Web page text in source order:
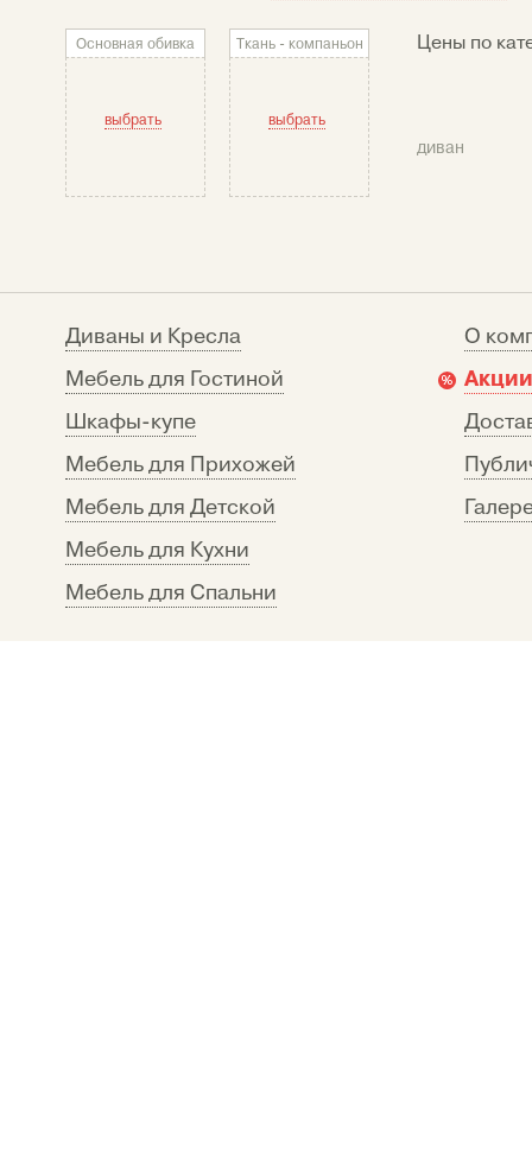
Основная обивка
выбрать
Ткань - компаньон
выбрать
Цены по
диван
Диваны и Кресла
Мебель для Гостиной
Шкафы-купе
Мебель для Прихожей
Мебель для Детской
Мебель для Кухни
Мебель для Спальни
О